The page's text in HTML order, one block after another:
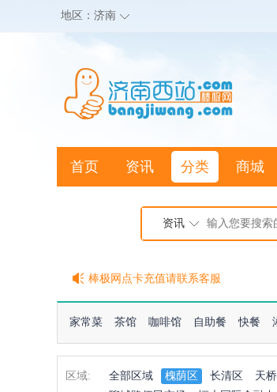
地区： 济南
首页 资讯 分类 商城
资讯
棒极网点卡充值请联系客服
客服QQ:2692290505
充100送20
家常菜 茶馆 咖啡馆 自助餐 快餐
区域: 全部区域 槐荫区 长清区 天